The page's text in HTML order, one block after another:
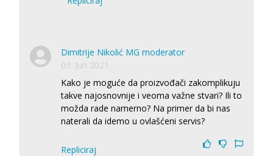
Dimitrije Nikolić MG moderator
03. Jun 2021.
Kako je moguće da proizvođači zakomplikuju
takve najosnovnije i veoma važne stvari? Ili to
možda rade namerno? Na primer da bi nas
naterali da idemo u ovlašćeni servis?
Repliciraj